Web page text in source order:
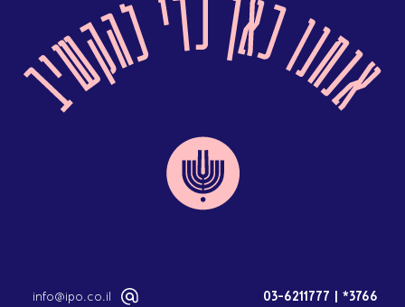
3766*
03-6211777
info@ipo.co.il